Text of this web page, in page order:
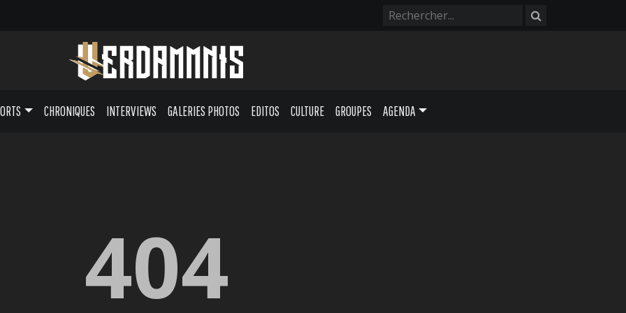
CHRONIQUES INTERVIEWS GALERIES PHOTOS EDITOS CULTURE GROUPES AGENDA
404